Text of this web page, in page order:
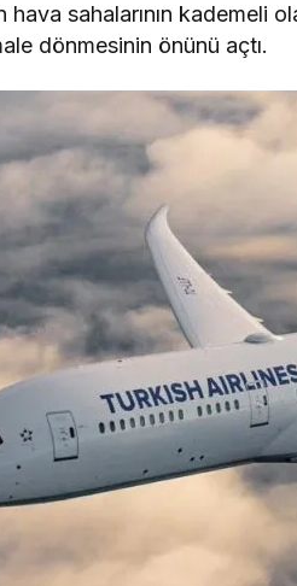
hava sahalarının kademeli
dönmesinin önünü açtı.